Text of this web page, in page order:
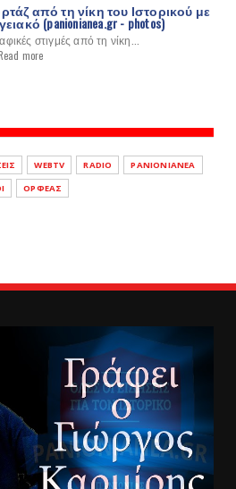
από τη νίκη του Ιστορικού με
(panionianea.gr - photos)
στιγμές από τη νίκη...
more
WEBTV RADIO
PANIONIANEA
ΟΡΦΕΑΣ